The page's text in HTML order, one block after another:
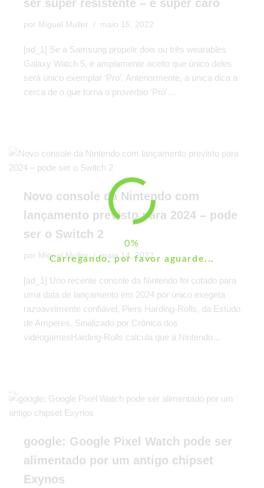
Carregando, por favor aguarde...
ser super resistente – e super caro
por Miguel Muller maio 15, 2022
[ad_1] Se a Samsung propelir dois ou três wearables
Galaxy Watch 5, é amplamente aceito que único deles
será único exemplar ‘Pro’. Anteriormente, a única dica a
cerca de o que torna o provérbio ‘Pro’…
Novo console da Nintendo com
lançamento previsto para 2024 – pode
ser o Switch 2
por Miguel Muller maio 14, 2022
[ad_1] Uno recente console da Nintendo foi cotado para
uma data de lançamento em 2024 por único exegeta
razoavelmente confiável, Piers Harding-Rolls, da Estudo
de Amperes. Sinalizado por Crônica dos
videogamesHarding-Rolls calcula que a Nintendo…
google: Google Pixel Watch pode ser
alimentado por um antigo chipset
Exynos